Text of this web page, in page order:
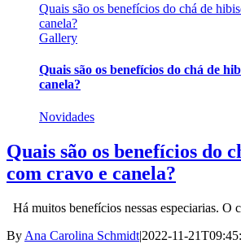
Quais são os benefícios do chá de
canela?
Gallery
Quais são os benefícios do chá de
canela?
Novidades
Quais são os benefícios do
com cravo e canela?
Há muitos benefícios nessas especiarias. O
By Ana Carolina Schmidt|2022-11-